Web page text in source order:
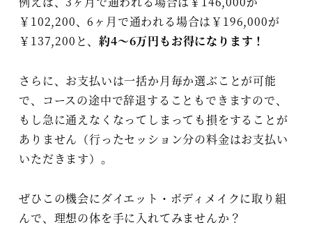
￥102,200、6ヶ月で通われる場合は￥196,000が
￥137,200と、約4～6万円もお得になります！
さらに、お支払いは一括か月毎か選ぶことが可能
で、コースの途中で辞退することもできますので、
もし急に通えなくなってしまっても損をすることが
ありません（行ったセッション分の料金はお支払い
いただきます）。
ぜひこの機会にダイエット・ボディメイクに取り組
んで、理想の体を手に入れてみませんか？